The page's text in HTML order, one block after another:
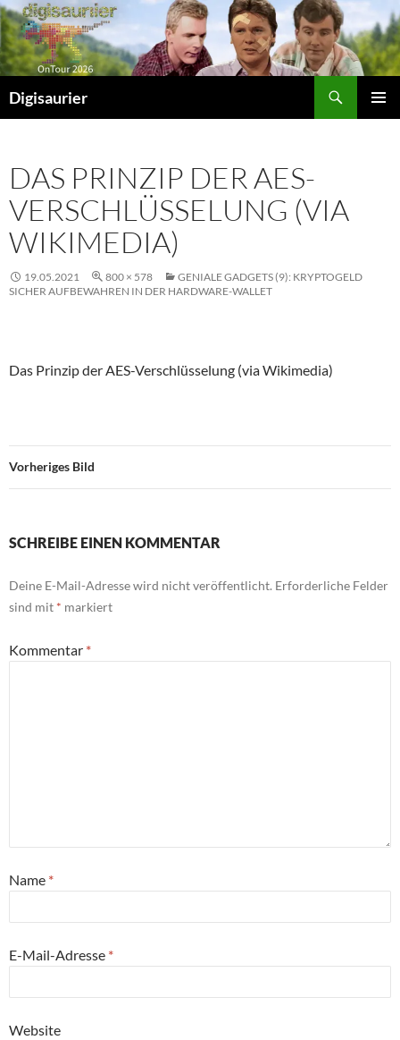
Zum
Inhalt
springen
Digisaurier
DAS PRINZIP DER AES-
VERSCHLÜSSELUNG (VIA
WIKIMEDIA)
19.05.2021 800 × 578
GENIALE GADGETS (9): KRYPTOGELD
SICHER AUFBEWAHREN IN DER HARDWARE-WALLET
Das Prinzip der AES-Verschlüsselung (via Wikimedia)
Vorheriges Bild
SCHREIBE EINEN KOMMENTAR
Deine E-Mail-Adresse wird nicht veröffentlicht. Erforderliche Felder
sind mit * markiert
Kommentar *
Name *
E-Mail-Adresse *
Website